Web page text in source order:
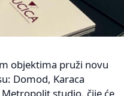
objektima pruži novu
Domod, Karaca